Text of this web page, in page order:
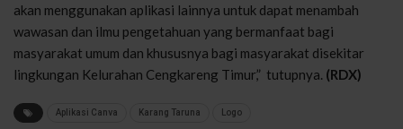
akan menggunakan aplikasi lainnya untuk dapat menambah
wawasan dan ilmu pengetahuan yang bermanfaat bagi
masyarakat umum dan khususnya bagi masyarakat disekitar
lingkungan Kelurahan Cengkareng Timur,” tutupnya. (RDX)
Aplikasi Canva Karang Taruna Logo